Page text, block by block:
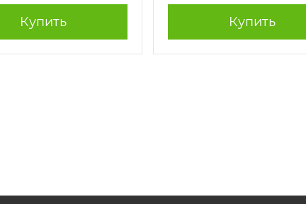
Купить Купить